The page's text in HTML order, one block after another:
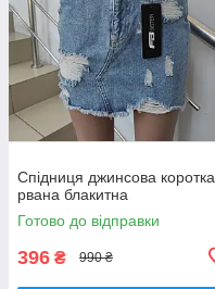
Cпідниця джинсова коротка
рвана блакитна
Готово до відправки
396 ₴ 990 ₴